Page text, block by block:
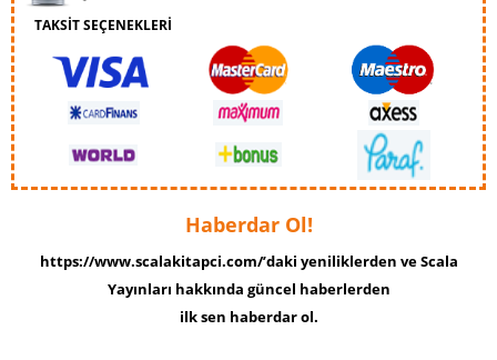
TAKSİT SEÇENEKLERİ
Haberdar Ol!
https://www.scalakitapci.com/’daki yeniliklerden ve Scala
Yayınları hakkında güncel haberlerden
ilk sen haberdar ol.